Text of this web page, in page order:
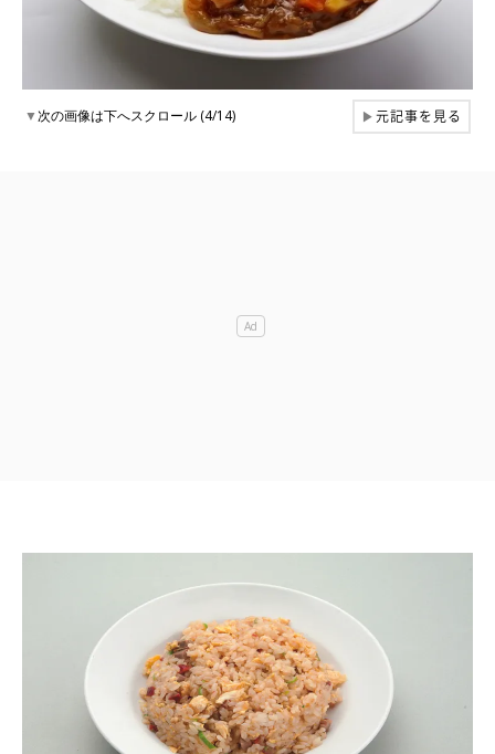
▼次の画像は下へスクロール (4/14) ▶元記事を見る